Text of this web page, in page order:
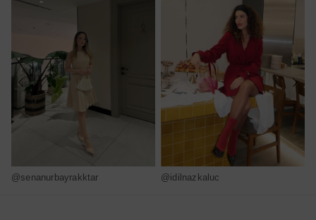
@senanurbayrakktar @idilnazkaluc